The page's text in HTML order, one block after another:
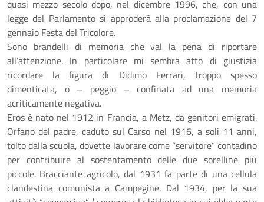
quasi mezzo secolo dopo, nel dicembre 1996, che, con una
legge del Parlamento si approderà alla proclamazione del 7
gennaio Festa del Tricolore.
Sono brandelli di memoria che val la pena di riportare
all’attenzione. In particolare mi sembra atto di giustizia
ricordare la figura di Didimo Ferrari, troppo spesso
dimenticata, o – peggio – confinata ad una memoria
acriticamente negativa.
Eros è nato nel 1912 in Francia, a Metz, da genitori emigrati.
Orfano del padre, caduto sul Carso nel 1916, a soli 11 anni,
tolto dalla scuola, dovette lavorare come “servitore” contadino
per contribuire al sostentamento delle due sorelline più
piccole. Bracciante agricolo, dal 1931 fa parte di una cellula
clandestina comunista a Campegine. Dal 1934, per la sua